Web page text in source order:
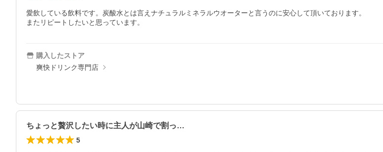
愛飲している飲料です。炭酸水とは言えナチュラルミネラルウオーターと言うのに安心して頂いております。
またリピートしたいと思っています。
購入したストア
爽快ドリンク専門店
ちょっと贅沢したい時に主人が山崎で割っ…
5